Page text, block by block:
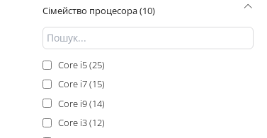
Сімейство процесора (10)
Core i5 (25)
Core i7 (15)
Core i9 (14)
Core i3 (12)